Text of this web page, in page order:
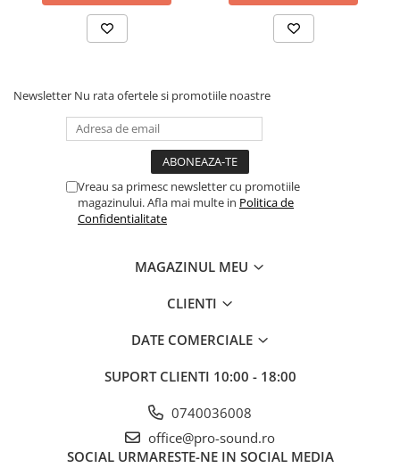
Instrumente de percutie
Instrumente de suflat
Instrumente traditionale
Accesorii Pick-up si Vinyl
Case-uri DJ
Samplere si controllere
Cabluri adaptoare, cabluri Y
Newsletter Nu rata ofertele si promotiile noastre
Vreau sa primesc newsletter cu promotiile
magazinului. Afla mai multe in Politica de
Confidentialitate
MAGAZINUL MEU
CLIENTI
DATE COMERCIALE
SUPORT CLIENTI 10:00 - 18:00
0740036008
office@pro-sound.ro
SOCIAL URMARESTE-NE IN SOCIAL MEDIA